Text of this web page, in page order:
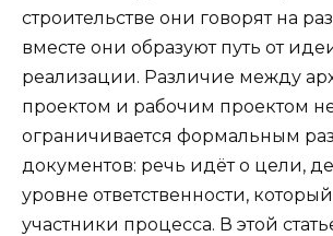
строительстве они говорят на
вместе они образуют путь от
реализации. Различие между
проектом и рабочим проектом
ограничивается формальным
документов: речь идёт о цели,
уровне ответственности,
участники процесса. В этой